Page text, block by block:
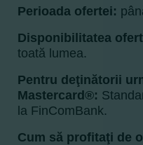
Perioada ofertei:
Disponibilitatea
toată lumea.
Pentru deţinătorii
Mastercard®:
la FinComBank.
Cum să profitaţi de